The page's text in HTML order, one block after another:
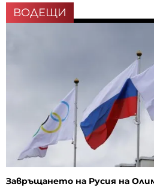
ВОДЕЩИ
Завръщането на Русия на